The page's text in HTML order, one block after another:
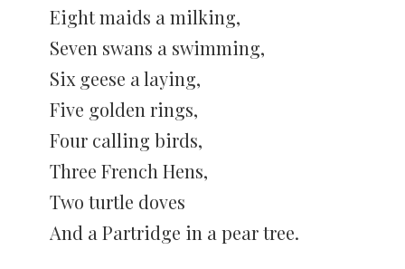
Eight maids a milking,
Seven swans a swimming,
Six geese a laying,
Five golden rings,
Four calling birds,
Three French Hens,
Two turtle doves
And a Partridge in a pear tree.